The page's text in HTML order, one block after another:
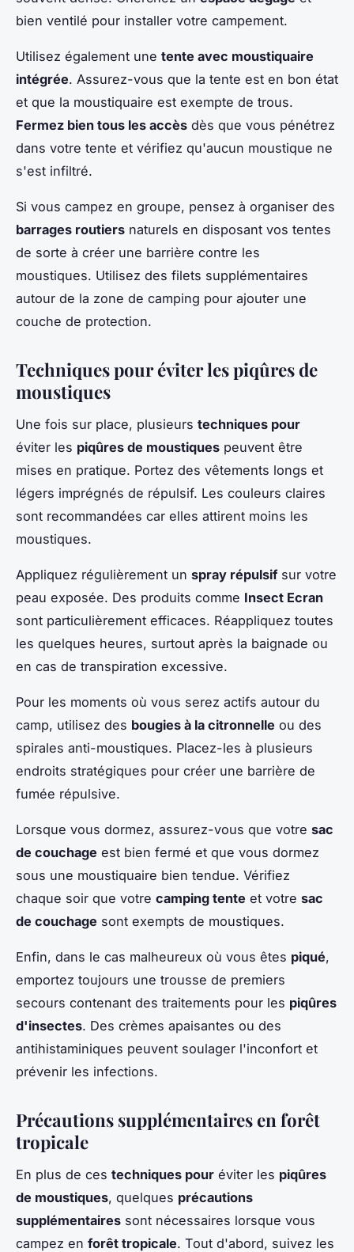
bien ventilé pour installer votre campement.
Utilisez également une tente avec moustiquaire
intégrée. Assurez-vous que la tente est en bon état
et que la moustiquaire est exempte de trous.
Fermez bien tous les accès dès que vous pénétrez
dans votre tente et vérifiez qu'aucun moustique ne
s'est infiltré.
Si vous campez en groupe, pensez à organiser des
barrages routiers naturels en disposant vos tentes
de sorte à créer une barrière contre les
moustiques. Utilisez des filets supplémentaires
autour de la zone de camping pour ajouter une
couche de protection.
Techniques pour éviter les piqûres de
moustiques
Une fois sur place, plusieurs techniques pour
éviter les piqûres de moustiques peuvent être
mises en pratique. Portez des vêtements longs et
légers imprégnés de répulsif. Les couleurs claires
sont recommandées car elles attirent moins les
moustiques.
Appliquez régulièrement un spray répulsifsur votre
peau exposée. Des produits comme Insect Ecran
sont particulièrement efficaces. Réappliquez toutes
les quelques heures, surtout après la baignade ou
en cas de transpiration excessive.
Pour les moments où vous serez actifs autour du
camp, utilisez des bougies à la citronnelle ou des
spirales anti-moustiques. Placez-les à plusieurs
endroits stratégiques pour créer une barrière de
fumée répulsive.
Lorsque vous dormez, assurez-vous que votre sac
de couchage est bien fermé et que vous dormez
sous une moustiquaire bien tendue. Vérifiez
chaque soir que votre camping tente et votre sac
de couchage sont exempts de moustiques.
Enfin, dans le cas malheureux où vous êtes piqué,
emportez toujours une trousse de premiers
secours contenant des traitements pour les piqûres
d'insectes. Des crèmes apaisantes ou des
antihistaminiques peuvent soulager l'inconfort et
prévenir les infections.
Précautions supplémentaires en forêt
tropicale
En plus de ces techniques pour éviter les piqûres
de moustiques, quelques précautions
supplémentaires sont nécessaires lorsque vous
campez en forêt tropicale. Tout d'abord, suivez les